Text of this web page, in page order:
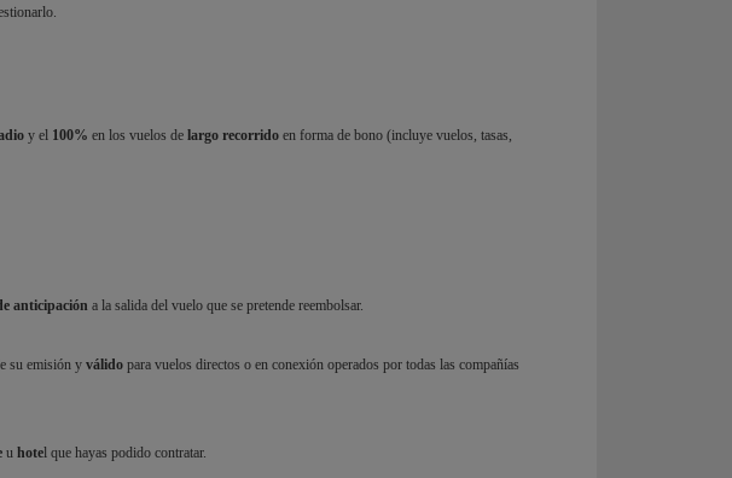
y el 100% en los vuelos de largo recorrido en forma de bono (incluye vuelos, tasas,
anticipación a la salida del vuelo que se pretende reembolsar.
su emisión y válido para vuelos directos o en conexión operados por todas las compañías
u hotel que hayas podido contratar.